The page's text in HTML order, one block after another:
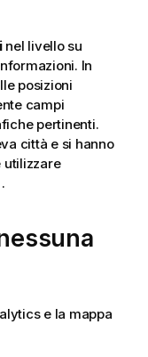
nel livello su
In
posizioni
campi
pertinenti.
città e si hanno
utilizzare
.
e la mappa